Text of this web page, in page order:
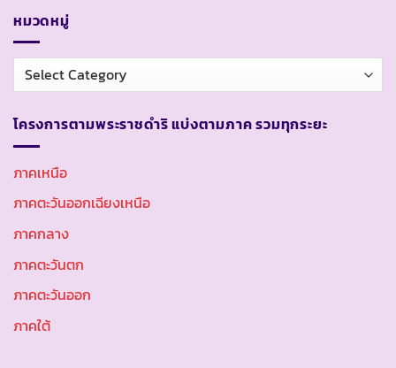
หมวดหมู่
หมวด
หมู่
โครงการตามพระราชดำริ แบ่งตามภาค รวมทุกระยะ
ภาคเหนือ
ภาคตะวันออกเฉียงเหนือ
ภาคกลาง
ภาคตะวันตก
ภาคตะวันออก
ภาคใต้